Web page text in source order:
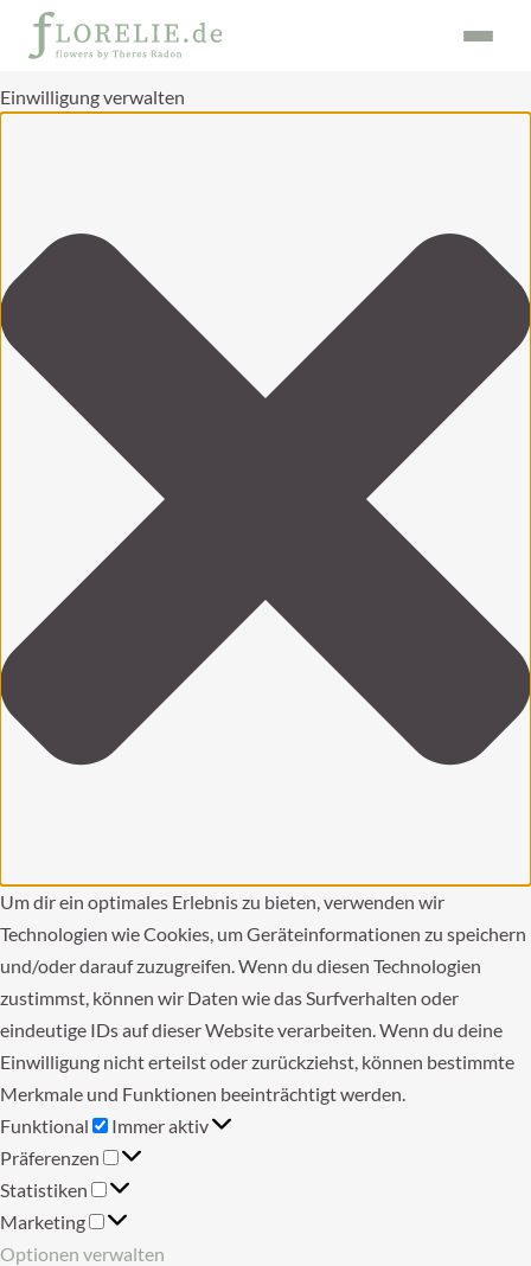
Einwilligung verwalten
Um dir ein optimales Erlebnis zu bieten, verwenden wir
Technologien wie Cookies, um Geräteinformationen zu speichern
und/oder darauf zuzugreifen. Wenn du diesen Technologien
zustimmst, können wir Daten wie das Surfverhalten oder
eindeutige IDs auf dieser Website verarbeiten. Wenn du deine
Einwilligung nicht erteilst oder zurückziehst, können bestimmte
Merkmale und Funktionen beeinträchtigt werden.
Funktional
Funktional
Immer aktiv
Präferenzen
Präferenzen
Statistiken
Statistiken
Marketing
Marketing
Optionen verwalten